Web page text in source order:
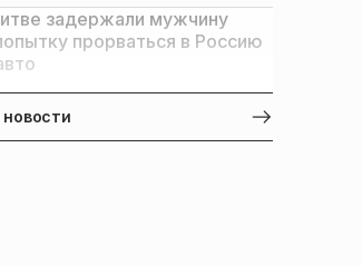
задержали мужчину
прорваться в Россию
новости